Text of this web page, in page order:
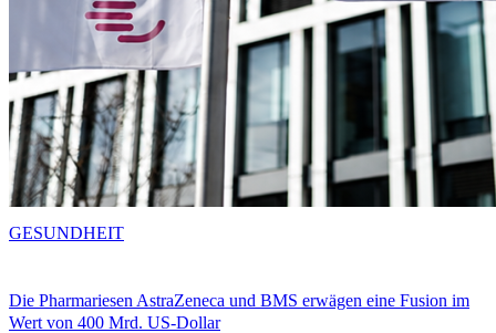
Die Pharmariesen AstraZeneca und BMS erwägen eine Fusion im
Wert von 400 Mrd. US-Dollar
GESUNDHEIT